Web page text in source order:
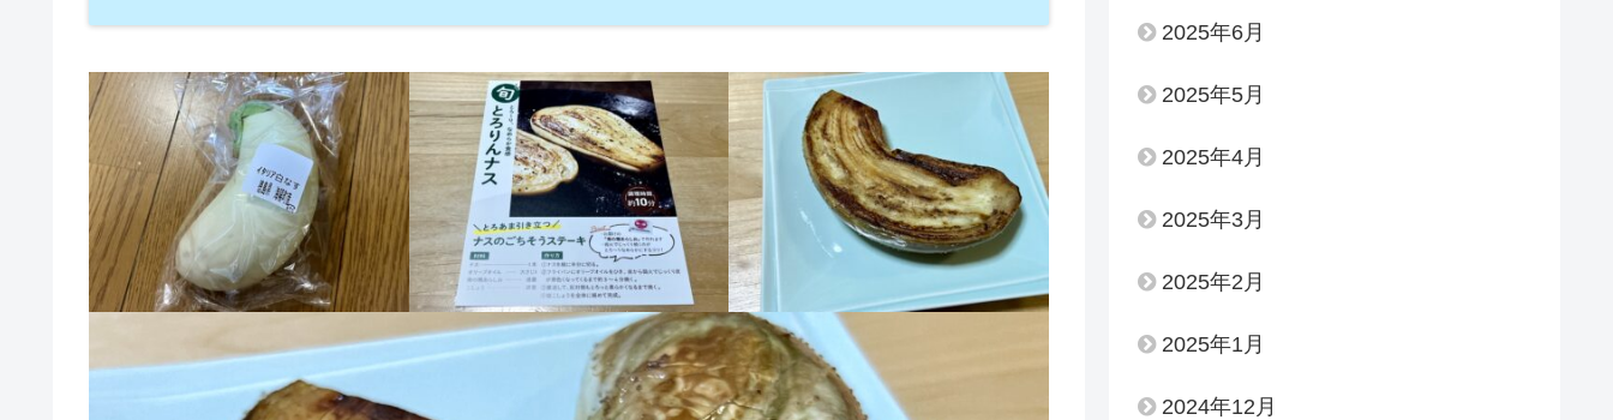
2025年6月
2025年5月
2025年4月
2025年3月
2025年2月
2025年1月
2024年12月